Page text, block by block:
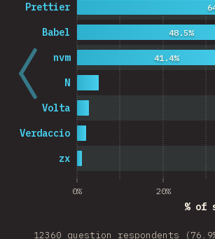
0% 20%
% of
zx
Verdaccio
Volta
N
nvm
Babel
Prettier
41.4%
48.5%
12360 question respondents